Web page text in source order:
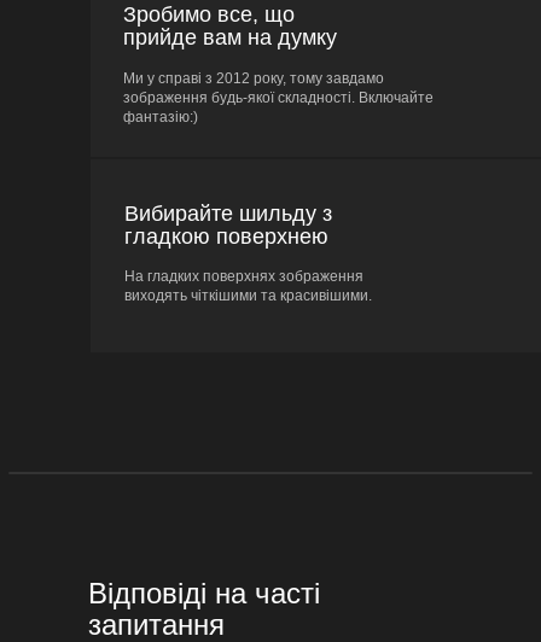
Зробимо все, що
прийде вам на думку
Ми у справі з 2012 року, тому завдамо
зображення будь-якої складності. Включайте
фантазію:)
Вибирайте шильду з
гладкою поверхнею
На гладких поверхнях зображення
виходять чіткішими та красивішими.
Відповіді на часті
запитання